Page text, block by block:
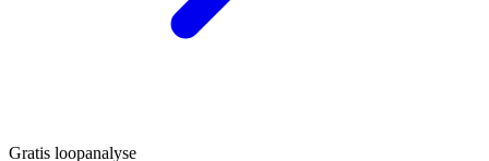
Gratis loopanalyse